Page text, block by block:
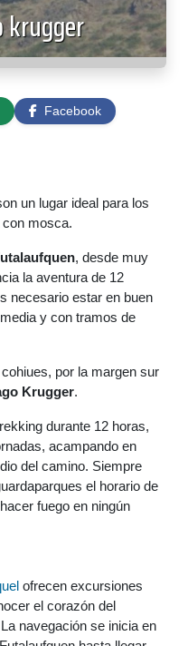
krugger
Facebook
un lugar ideal para los
mosca.
, desde muy
la aventura de 12
necesario estar en buen
y con tramos de
por la margen sur
Krugger.
durante 12 horas,
acampando en
del camino. Siempre
el horario de
fuego en ningún
ofrecen excursiones
el corazón del
navegación se inicia en